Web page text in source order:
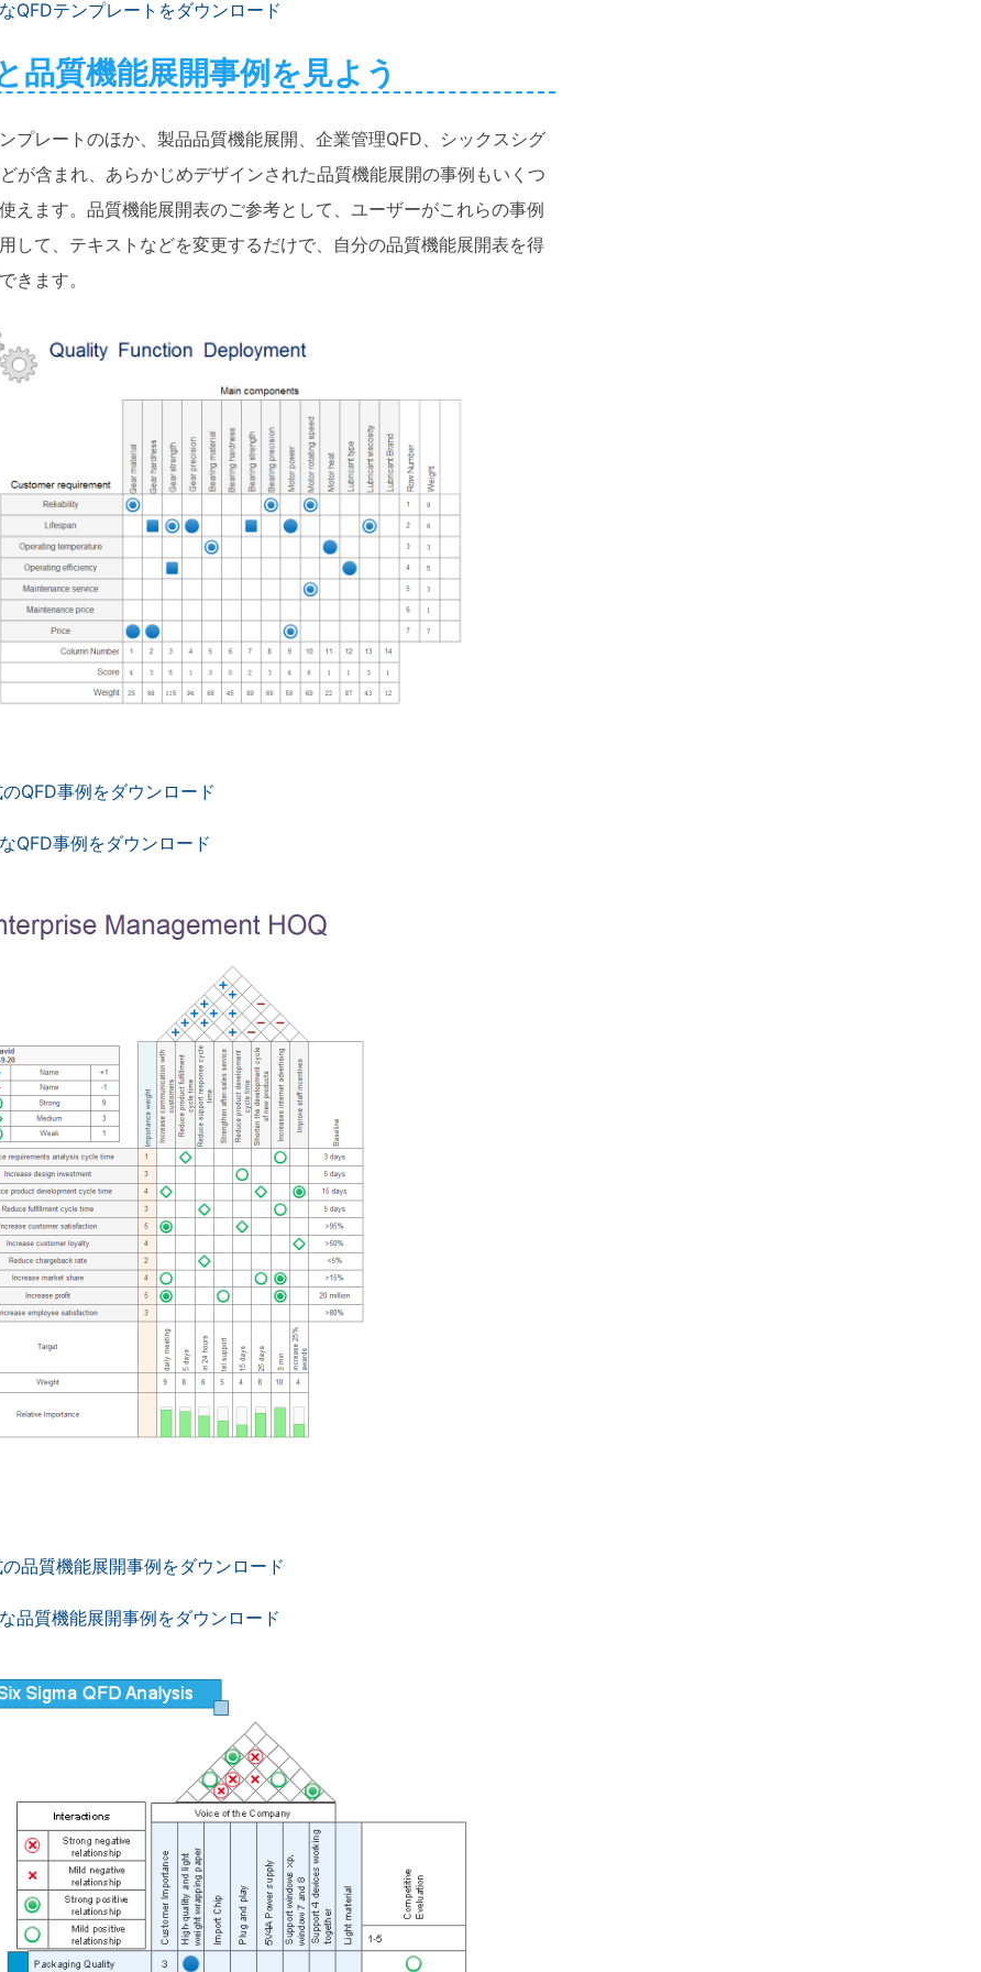
QFDテンプレートをダウンロード
品質機能展開事例を見よう
プレートのほか、製品品質機能展開、企業管理QFD、シックスシグ
が含まれ、あらかじめデザインされた品質機能展開の事例もいくつ
えます。品質機能展開表のご参考として、ユーザーがこれらの事例
して、テキストなどを変更するだけで、自分の品質機能展開表を得
きます。
QFD事例をダウンロード
QFD事例をダウンロード
品質機能展開事例をダウンロード
品質機能展開事例をダウンロード
Wondershare
EdrawMax
作図・製図業務に特化したドローイングソフト
・ 200種類以上図面種類に対応
・ 2万以上の無料テンプレート＆記号
・ オフィス感覚で高度な図面編集
・ AI機能で40種類以上の図面を自動生成
500AIトークンを無料進呈
無料版をダウンロード
G2【APAC Top50 2025】を受賞